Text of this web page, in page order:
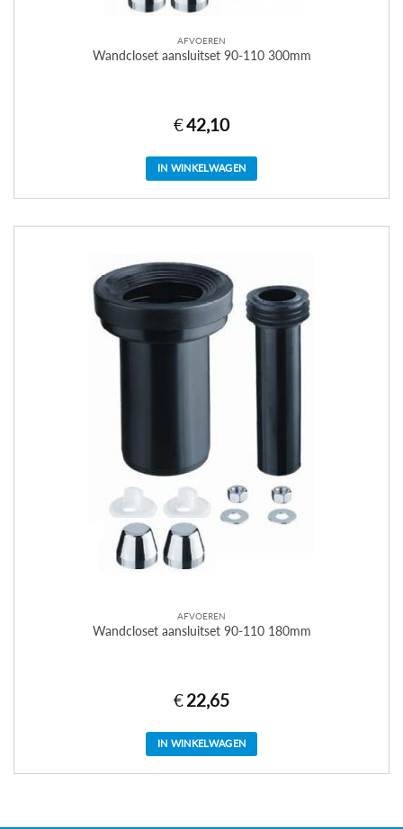
AFVOEREN
Wandcloset aansluitset 90-110 300mm
€42,10
IN WINKELWAGEN
AFVOEREN
Wandcloset aansluitset 90-110 180mm
€22,65
IN WINKELWAGEN